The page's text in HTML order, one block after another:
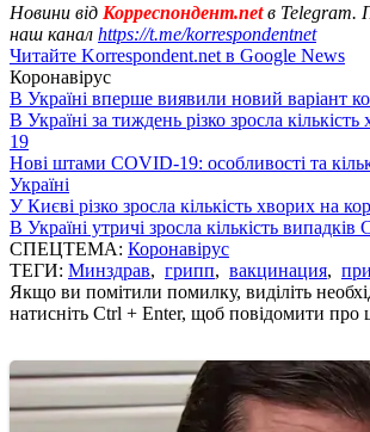
Новини від Корреспондент.netв Telegram.
наш канал https://t.me/korrespondentnet
Читайте Korrespondent.net в Google News
Коронавірус
В Україні вперше виявили новий варіант
В Україні за тиждень різко зросла
19
Нові штами COVID-19: особливості та
Україні
У Києві різко зросла кількість хворих на
В Україні утричі зросла кількість
СПЕЦТЕМА: Коронавірус
ТЕГИ: Минздрав, грипп, вакцинация,
Якщо ви помітили помилку, виділіть
натисніть Ctrl + Enter, щоб повідомити про